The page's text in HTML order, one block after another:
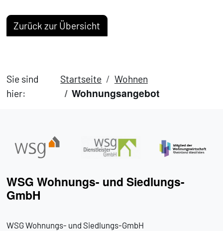
Zurück zur Übersicht
Sie sind
hier:
Startseite Wohnen
Wohnungsangebot
WSG Wohnungs- und Siedlungs-
GmbH
WSG Wohnungs- und Siedlungs-GmbH